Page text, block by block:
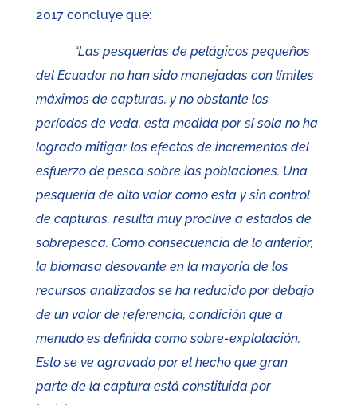
2017 concluye que:
“Las pesquerías de pelágicos pequeños
del Ecuador no han sido manejadas con límites
máximos de capturas, y no obstante los
períodos de veda, esta medida por sí sola no ha
logrado mitigar los efectos de incrementos del
esfuerzo de pesca sobre las poblaciones. Una
pesquería de alto valor como esta y sin control
de capturas, resulta muy proclive a estados de
sobrepesca. Como consecuencia de lo anterior,
la biomasa desovante en la mayoría de los
recursos analizados se ha reducido por debajo
de un valor de referencia, condición que a
menudo es definida como sobre-explotación.
Esto se ve agravado por el hecho que gran
parte de la captura está constituida por